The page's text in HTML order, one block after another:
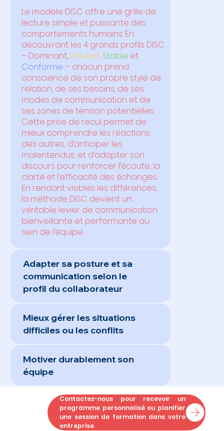
Le modèle DISC offre une grille de
lecture simple et puissante des
comportements humains. En
découvrant les 4 grands profils DISC
– Dominant, Influent, Stable et
Conforme – chacun prend
conscience de son propre style de
relation, de ses besoins, de ses
modes de communication et de
ses zones de tension potentielles.
Cette prise de recul permet de
mieux comprendre les réactions
des autres, d’anticiper les
malentendus, et d’adapter son
discours pour renforcer l’écoute, la
clarté et l’efficacité des échanges.
En rendant visibles les différences,
la méthode DISC devient un
véritable levier de communication
bienveillante et performante au
sein de l’équipe.
Adapter sa posture et sa
communication selon le
profil du collaborateur
Mieux gérer les situations
difficiles ou les conflits
Motiver durablement son
équipe
Contactez-nous pour recevoir un
programme personnalisé ou planifier
une session de formation dans votre
entreprise